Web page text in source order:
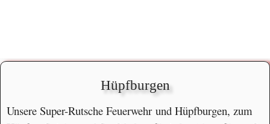
Hüpfburgen
Unsere Super-Rutsche Feuerwehr und Hüpfburgen, zum